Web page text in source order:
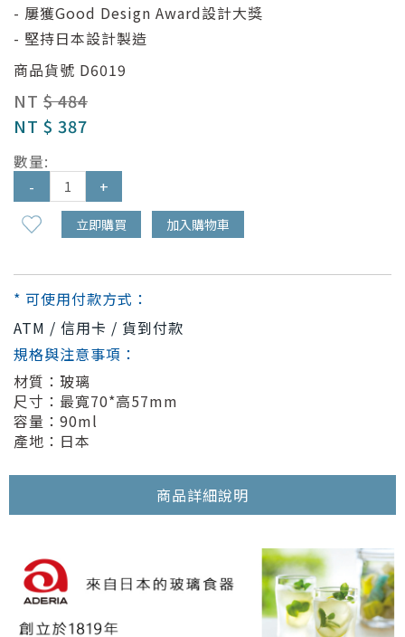
- 屢獲Good Design Award設計大獎
- 堅持日本設計製造
商品貨號 D6019
NT $ 484
NT $ 387
數量:
-
+
立即購買 加入購物車
* 可使用付款方式：
ATM / 信用卡 / 貨到付款
規格與注意事項：
材質：玻璃
尺寸：最寬70*高57mm
容量：90ml
產地：日本
商品詳細說明